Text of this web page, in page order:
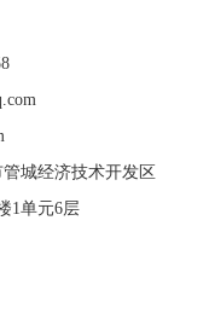
城经济技术开发区
1单元6层